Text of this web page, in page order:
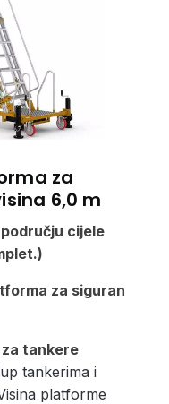
za
6,0 m
cijele
za siguran
za tankere
tankerima i
platforme